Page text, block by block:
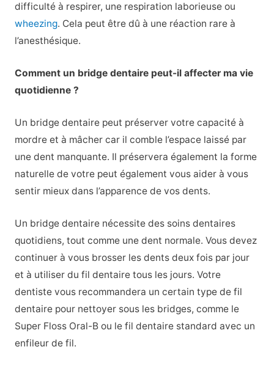
difficulté à respirer, une respiration laborieuse ou
wheezing. Cela peut être dû à une réaction rare à
l’anesthésique.
Comment un bridge dentaire peut-il affecter ma vie
quotidienne ?
Un bridge dentaire peut préserver votre capacité à
mordre et à mâcher car il comble l’espace laissé par
une dent manquante. Il préservera également la forme
naturelle de votre peut également vous aider à vous
sentir mieux dans l’apparence de vos dents.
Un bridge dentaire nécessite des soins dentaires
quotidiens, tout comme une dent normale. Vous devez
continuer à vous brosser les dents deux fois par jour
et à utiliser du fil dentaire tous les jours. Votre
dentiste vous recommandera un certain type de fil
dentaire pour nettoyer sous les bridges, comme le
Super Floss Oral-B ou le fil dentaire standard avec un
enfileur de fil.